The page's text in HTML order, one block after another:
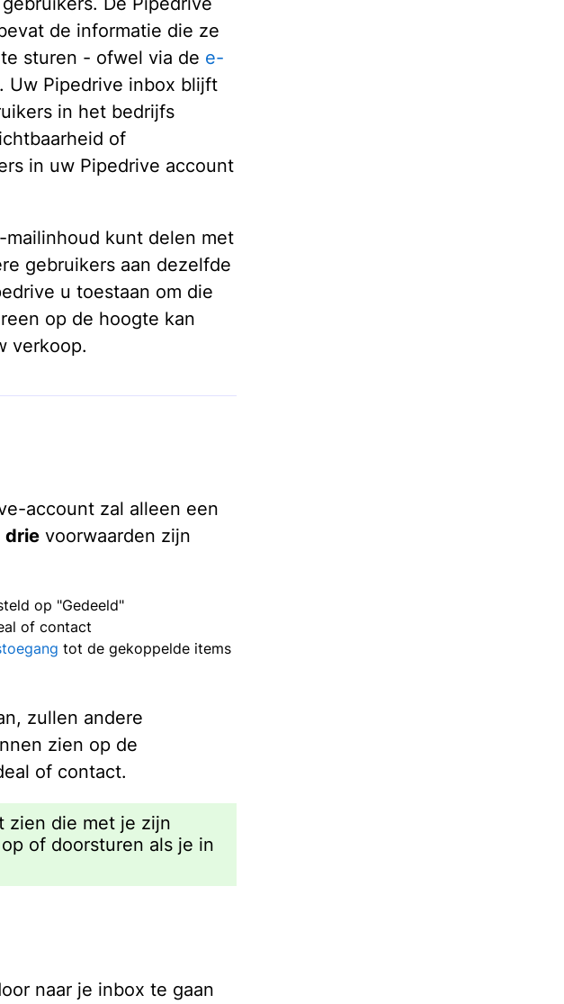
de informatie die ze
sturen - ofwel via de e-
. Uw Pipedrive inbox blijft
in het bedrijfs
of
in uw Pipedrive account
kunt delen met
gebruikers aan dezelfde
u toestaan om die
op de hoogte kan
verkoop.
account zal alleen een
drie voorwaarden zijn
op "Gedeeld"
of contact
tot de gekoppelde items
zullen andere
zien op de
of contact.
zien die met je zijn
of doorsturen als je in
naar je inbox te gaan